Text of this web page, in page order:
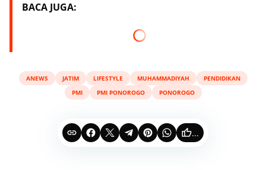
BACA JUGA:
ANEWS JATIM LIFESTYLE MUHAMMADIYAH
PENDIDIKAN
PMI
PMI PONOROGO PONOROGO
...